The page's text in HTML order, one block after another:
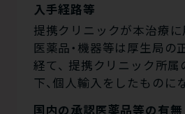
入手経路等
提携クリニックが本治療
医薬品・機器等は厚生局の
経て、 提携クリニック所
下、個人輸入をしたものに
国内の承認医薬品等の有無